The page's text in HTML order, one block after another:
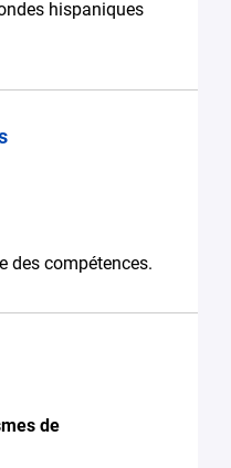
hispaniques
des compétences.
de